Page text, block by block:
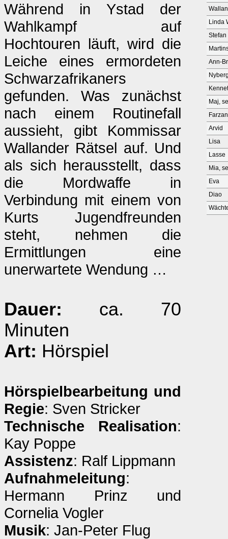
Während in Ystad der
Wahlkampf auf
Hochtouren läuft, wird die
Leiche eines ermordeten
Schwarzafrikaners
gefunden. Was zunächst
nach einem Routinefall
aussieht, gibt Kommissar
Wallander Rätsel auf. Und
als sich herausstellt, dass
die Mordwaffe in
Verbindung mit einem von
Kurts Jugendfreunden
steht, nehmen die
Ermittlungen eine
unerwartete Wendung …
Dauer: ca. 70
Minuten
Art: Hörspiel
Hörspielbearbeitung und
Regie: Sven Stricker
Technische Realisation:
Kay Poppe
Assistenz: Ralf Lippmann
Aufnahmeleitung:
Hermann Prinz und
Cornelia Vogler
Musik: Jan-Peter Flug
Linda
Ann-
Maj,
Farzan
Arvid
Lisa
Lasse
Mia,
Eva
Diao